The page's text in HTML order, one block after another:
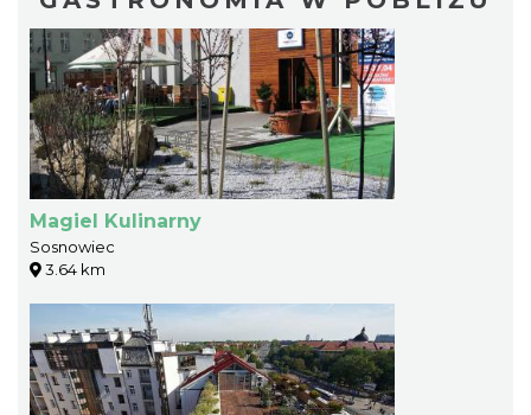
Magiel Kulinarny
Sosnowiec
3.64 km